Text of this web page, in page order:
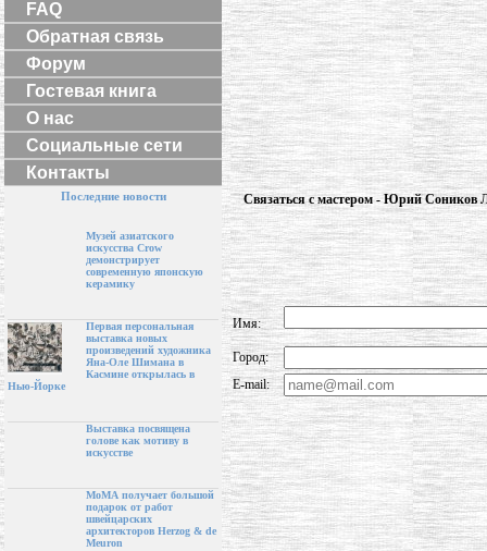
FAQ
Обратная связь
Форум
Гостевая книга
О нас
Социальные сети
Контакты
Последние новости
Музей азиатского
искусства Crow
демонстрирует
современную японскую
керамику
Первая персональная
выставка новых
произведений художника
Яна-Оле Шимана в
Касмине открылась в
Нью-Йорке
Выставка посвящена
голове как мотиву в
искусстве
МоМА получает большой
подарок от работ
швейцарских
архитекторов Herzog & de
Meuron
Связаться с мастером - Юрий Соников
Имя:
Город:
E-mail: